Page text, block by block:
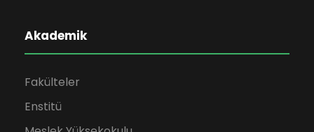
Akademik
Fakülteler
Enstitü